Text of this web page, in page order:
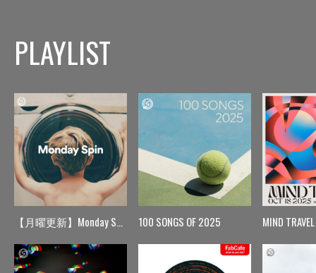
PLAYLIST
【月曜更新】Monday Spin 100 SONGS OF 2025 MIND TRAVEL